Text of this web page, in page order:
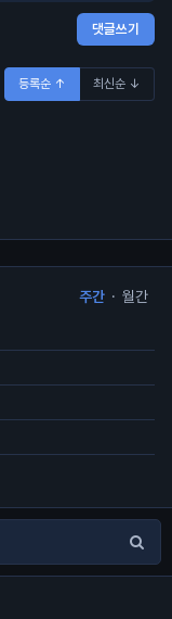
댓글쓰기
등록순 ↑ 최신순 ↓
주간 · 월간